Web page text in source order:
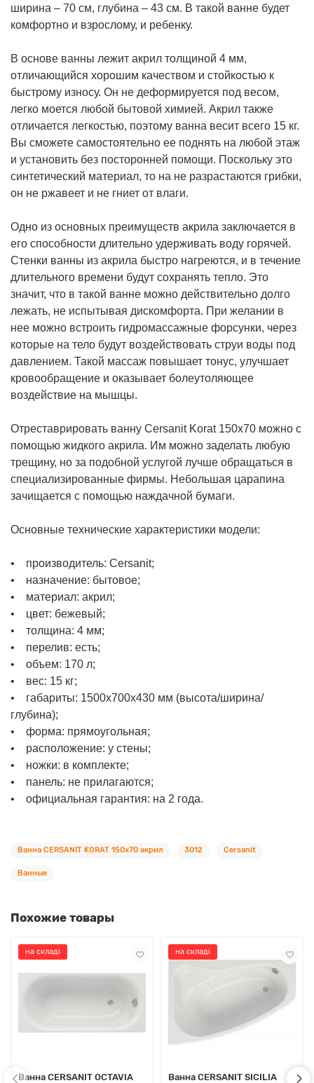
ширина – 70 см, глубина – 43 см. В такой ванне будет
комфортно и взрослому, и ребенку.
В основе ванны лежит акрил толщиной 4 мм,
отличающийся хорошим качеством и стойкостью к
быстрому износу. Он не деформируется под весом,
легко моется любой бытовой химией. Акрил также
отличается легкостью, поэтому ванна весит всего 15 кг.
Вы сможете самостоятельно ее поднять на любой этаж
и установить без посторонней помощи. Поскольку это
синтетический материал, то на не разрастаются грибки,
он не ржавеет и не гниет от влаги.
Одно из основных преимуществ акрила заключается в
его способности длительно удерживать воду горячей.
Стенки ванны из акрила быстро нагреются, и в течение
длительного времени будут сохранять тепло. Это
значит, что в такой ванне можно действительно долго
лежать, не испытывая дискомфорта. При желании в
нее можно встроить гидромассажные форсунки, через
которые на тело будут воздействовать струи воды под
давлением. Такой массаж повышает тонус, улучшает
кровообращение и оказывает болеутоляющее
воздействие на мышцы.
Отреставрировать ванну Cersanit Korat 150x70 можно с
помощью жидкого акрила. Им можно заделать любую
трещину, но за подобной услугой лучше обращаться в
специализированные фирмы. Небольшая царапина
зачищается с помощью наждачной бумаги.
Основные технические характеристики модели:
• производитель: Cersanit;
• назначение: бытовое;
• материал: акрил;
• цвет: бежевый;
• толщина: 4 мм;
• перелив: есть;
• объем: 170 л;
• вес: 15 кг;
• габариты: 1500х700х430 мм (высота/ширина/
глубина);
• форма: прямоугольная;
• расположение: у стены;
• ножки: в комплекте;
• панель: не прилагаются;
• официальная гарантия: на 2 года.
Ванна CERSANIT KORAT 150х70 акрил 3012 Cersanit
Ванные
Похожие товары
на складі
Ванна CERSANIT OCTAVIA
на складі
Ванна CERSANIT SICILIA